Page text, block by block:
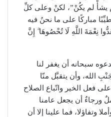
يشأْ لم يكُنْ”، لكنْ وعلى كلِّ
مباركًا على ما نحنُ فيه
نِعْمَةَ اللَّهِ لَا تُحْصُوهَا ۗ إِنَّ
سبحانه أن يغفر لنا
الله، وأن يتقبَّل منّا
فعل الخير واتّباع الصلاح
ورجاءٌ أن يجعل عامنا
وتفاؤلا، فما علينا إلا أن